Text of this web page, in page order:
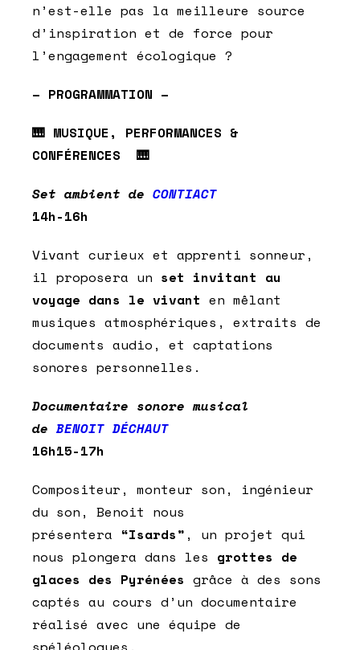
n’est-elle pas la meilleure source
d’inspiration et de force pour
l’engagement écologique ?
– PROGRAMMATION –
🎹 MUSIQUE, PERFORMANCES &
CONFÉRENCES 🎹
Set ambient de CONTIACT
14h-16h
Vivant curieux et apprenti sonneur,
il proposera un set invitant au
voyage dans le vivant en mêlant
musiques atmosphériques, extraits de
documents audio, et captations
sonores personnelles.
Documentaire sonore musical
de BENOIT DÉCHAUT
16h15-17h
Compositeur, monteur son, ingénieur
du son, Benoit nous
présentera “Isards” , un projet qui
nous plongera dans les grottes de
glaces des Pyrénées grâce à des sons
captés au cours d’un documentaire
réalisé avec une équipe de